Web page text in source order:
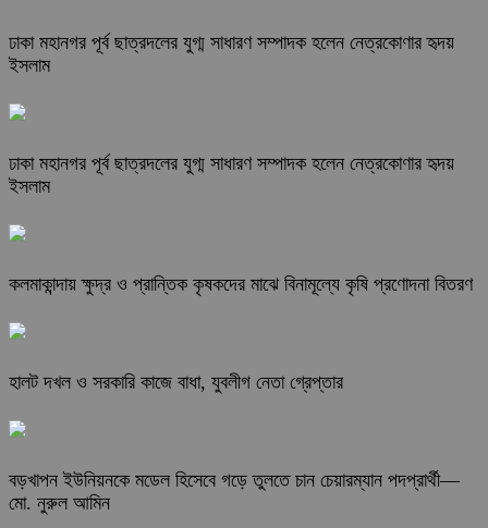
ঢাকা মহানগর পূর্ব ছাত্রদলের যুগ্ম সাধারণ সম্পাদক হলেন নেত্রকোণার হৃদয়
ইসলাম
ঢাকা মহানগর পূর্ব ছাত্রদলের যুগ্ম সাধারণ সম্পাদক হলেন নেত্রকোণার হৃদয়
ইসলাম
কলমাকান্দায় ক্ষুদ্র ও প্রান্তিক কৃষকদের মাঝে বিনামূল্যে কৃষি প্রণোদনা বিতরণ
হালট দখল ও সরকারি কাজে বাধা, যুবলীগ নেতা গ্রেপ্তার
বড়খাপন ইউনিয়নকে মডেল হিসেবে গড়ে তুলতে চান চেয়ারম্যান পদপ্রার্থী—
মো. নুরুল আমিন